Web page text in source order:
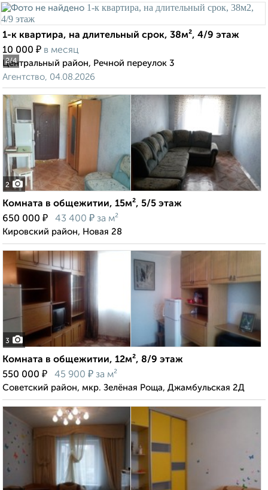
2/4
1-к квартира, на длительный срок, 38м², 4/9 этаж
10 000 ₽ в месяц
Центральный район, Речной переулок 3
Агентство, 04.08.2026
2
Комната в общежитии, 15м², 5/5 этаж
650 000 ₽ 43 400 ₽ за м²
Кировский район, Новая 28
3
Комната в общежитии, 12м², 8/9 этаж
550 000 ₽ 45 900 ₽ за м²
Советский район, мкр. Зелёная Роща, Джамбульская 2Д